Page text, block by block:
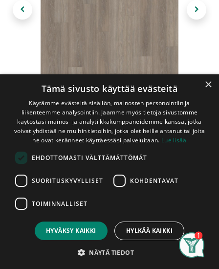
59,00€
Account
Vinyyli-lattia Kährs 5x172x1210 mm Whinfell KL32
Vinyyli-lattia Kährs 5x172x1210
mm Whinfell KL32 (2,08m2/pkt)
asuntokohteisiin ja julkisiin tiloihin, joissa halutaan käyttää uivana
asennettavaa lattiaa, joka on sekä kaunis että hyvin kulutusta kestävä.
Lautojen jäykkä runkorakenne ja ainutlaatuinen 5G-lukkopontti takaavat
rakenteen erinomaisen vakauden sekä tekevät asentamisesta helppoa
×
Tämä sivusto käyttää evästeitä
Käytämme evästeitä sisällön, mainosten personointiin ja
liikenteemme analysointiin. Jaamme myös tietoja sivustomme
käytöstäsi mainos- ja analytiikkakumppaneidemme kanssa, jotka
voivat yhdistää ne muihin tietoihin, jotka olet heille antanut tai joita
he ovat keränneet käyttäessäsi palveluitaan. Lue lisää
EHDOTTOMASTI VÄLTTÄMÄTTÖMÄT
SUORITUSKYVYLLISET KOHDENTAVAT
TOIMINNALLISET
HYVÄKSY KAIKKI HYLKÄÄ KAIKKI
NÄYTÄ TIEDOT